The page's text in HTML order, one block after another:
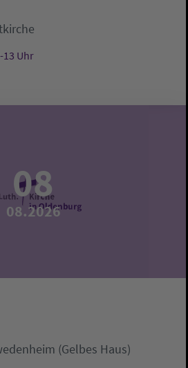
13 Uhr
08
08.2026
(Gelbes Haus)